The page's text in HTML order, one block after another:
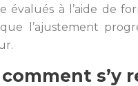
évalués à l’aide de
l’ajustement
s’y